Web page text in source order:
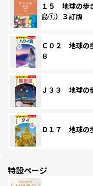
１５ 地球の
島①）３訂版
Ｃ０２ 地球の
８
Ｊ３３ 地球の
Ｄ１７ 地球の
特設ページ